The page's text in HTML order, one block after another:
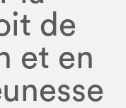
de
et en